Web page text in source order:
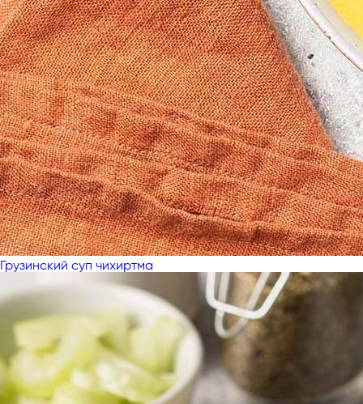
Грузинский суп чихиртма